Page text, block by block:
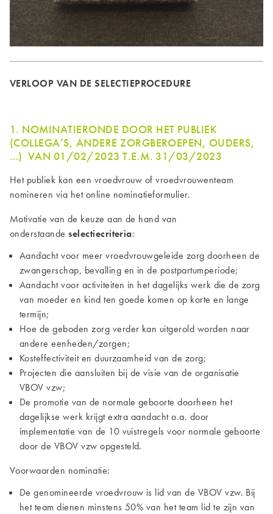
VERLOOP VAN DE SELECTIEPROCEDURE
1. NOMINATIERONDE DOOR HET PUBLIEK
(COLLEGA’S, ANDERE ZORGBEROEPEN, OUDERS,
…) VAN 01/02/2023 T.E.M. 31/03/2023
Het publiek kan een vroedvrouw of vroedvrouwenteam
nomineren via het online nominatieformulier.
Motivatie van de keuze aan de hand van
onderstaandeselectiecriteria:
Aandacht voor meer vroedvrouwgeleide zorg doorheen de
zwangerschap, bevalling en in de postpartumperiode;
Aandacht voor activiteiten in het dagelijks werk die de zorg
van moeder en kind ten goede komen op korte en lange
termijn;
Hoe de geboden zorg verder kan uitgerold worden naar
andere eenheden/zorgen;
Kosteffectiviteit en duurzaamheid van de zorg;
Projecten die aansluiten bij de visie van de organisatie
VBOV vzw;
De promotie van de normale geboorte doorheen het
dagelijkse werk krijgt extra aandacht o.a. door
implementatie van de 10 vuistregels voor normale geboorte
door de VBOV vzw opgesteld.
Voorwaarden nominatie:
De genomineerde vroedvrouw is lid van de VBOV vzw. Bij
het team dienen minstens 50% van het team lid te zijn van